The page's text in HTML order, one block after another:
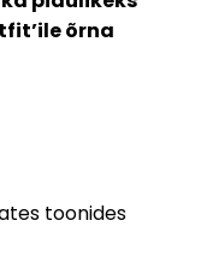
õrna
toonides